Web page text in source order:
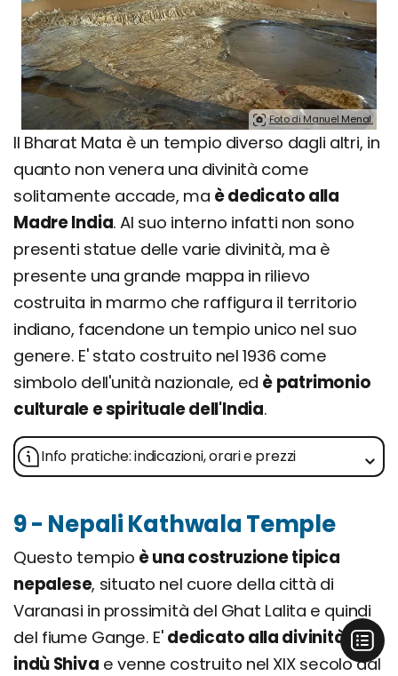
Foto di Manuel Menal.
Il Bharat Mata è un tempio diverso dagli altri, in
quanto non venera una divinità come
solitamente accade, ma è dedicato alla
Madre India. Al suo interno infatti non sono
presenti statue delle varie divinità, ma è
presente una grande mappa in rilievo
costruita in marmo che raffigura il territorio
indiano, facendone un tempio unico nel suo
genere. E' stato costruito nel 1936 come
simbolo dell'unità nazionale, ed è patrimonio
culturale e spirituale dell'India.
Info pratiche: indicazioni, orari e prezzi
9 - Nepali Kathwala Temple
Questo tempio è una costruzione tipica
nepalese, situato nel cuore della città di
Varanasi in prossimità del Ghat Lalita e quindi
del fiume Gange. E' dedicato alla divinità
indù Shiva e venne costruito nel XIX secolo dal